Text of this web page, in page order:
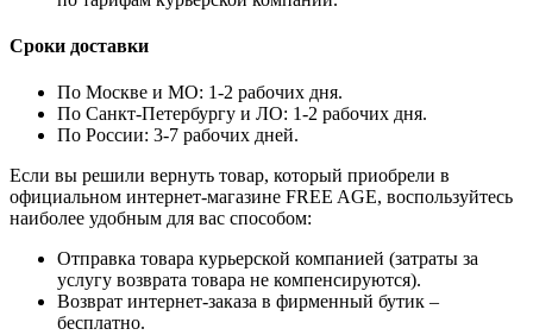
Сроки доставки
По Москве и МО: 1-2 рабочих дня.
По Санкт-Петербургу и ЛО: 1-2 рабочих дня.
По России: 3-7 рабочих дней.
Если вы решили вернуть товар, который приобрели в
официальном интернет-магазине FREE AGE, воспользуйтесь
наиболее удобным для вас способом:
Отправка товара курьерской компанией (затраты за
услугу возврата товара не компенсируются).
Возврат интернет-заказа в фирменный бутик –
бесплатно.